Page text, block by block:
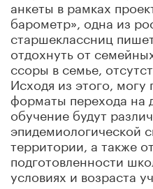
анкеты в рамках
барометр», одна из
старшеклассниц
отдохнуть от
ссоры в семье,
Исходя из этого,
форматы перехода на
обучение будут
эпидемиологической
территории, а также
подготовленности
условиях и возраста